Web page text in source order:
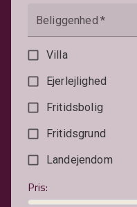
Beliggenhed *
Villa
Ejerlejlighed
Fritidsbolig
Fritidsgrund
Landejendom
Pris: